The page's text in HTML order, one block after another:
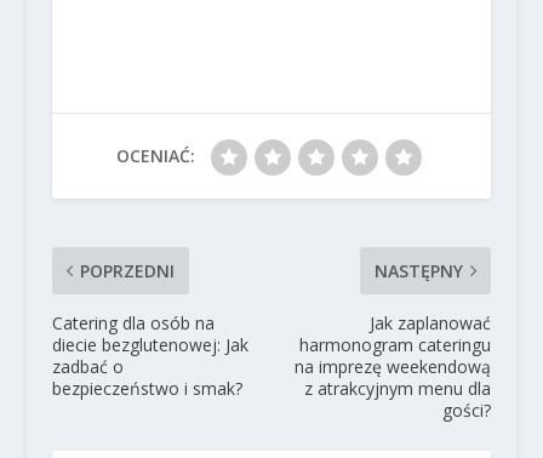
OCENIAĆ:
POPRZEDNI
Catering dla osób na
diecie bezglutenowej: Jak
zadbać o
bezpieczeństwo i smak?
NASTĘPNY
Jak zaplanować
harmonogram cateringu
na imprezę weekendową
z atrakcyjnym menu dla
gości?